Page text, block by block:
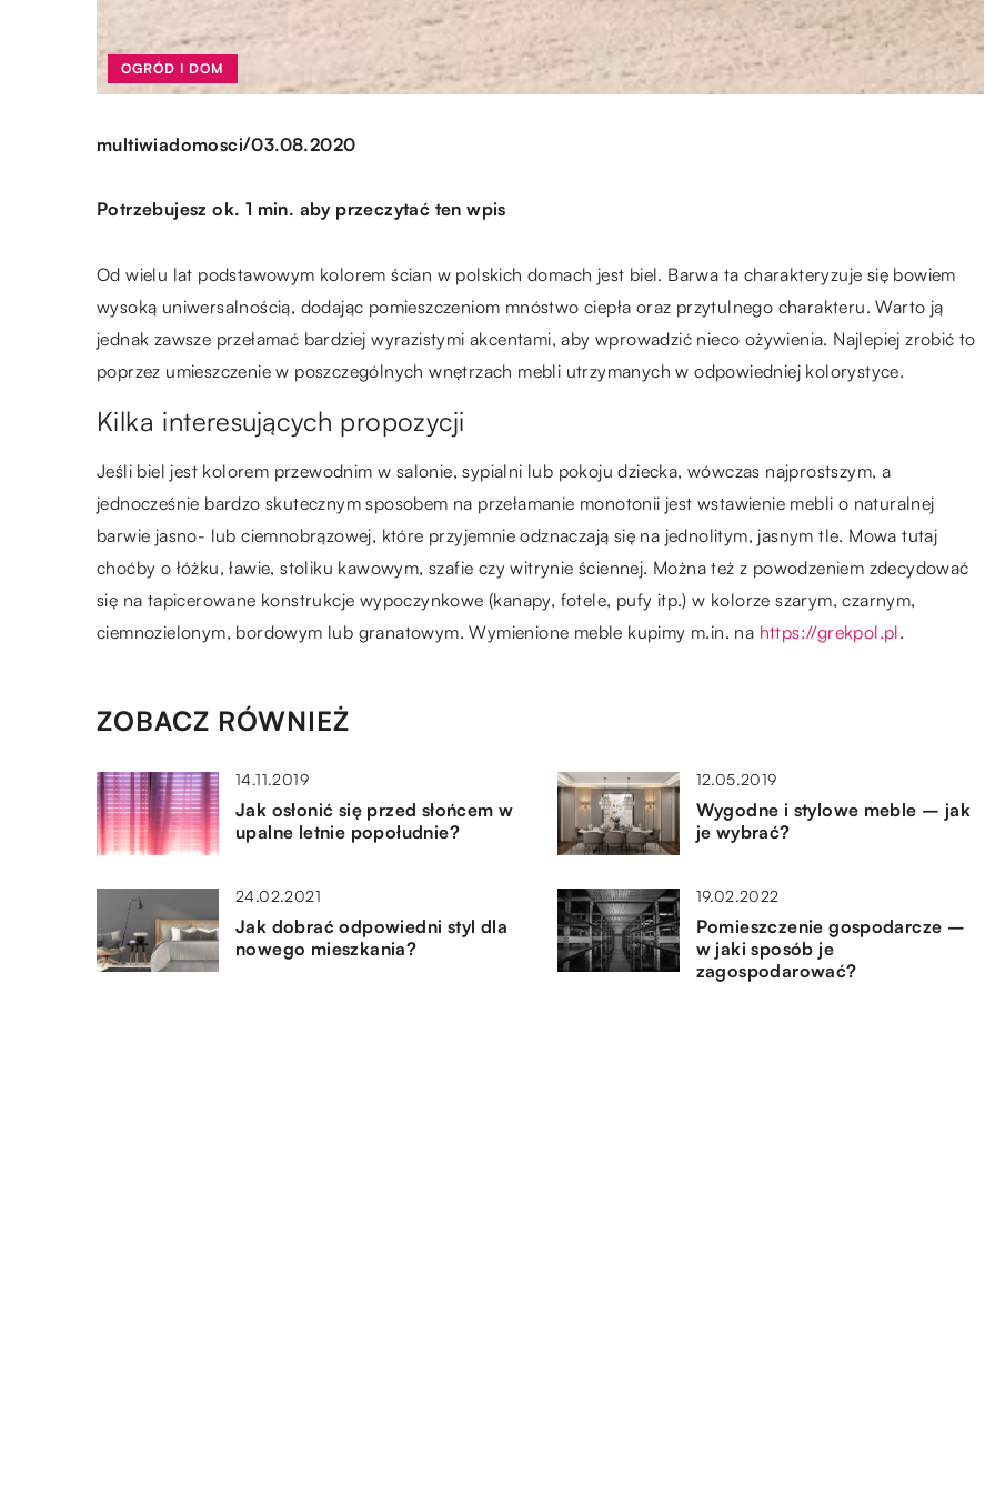
OGRÓD I DOM
multiwiadomosci/03.08.2020
Potrzebujesz ok. 1 min. aby przeczytać ten wpis
Od wielu lat podstawowym kolorem ścian w polskich domach jest biel. Barwa ta charakteryzuje się bowiem
wysoką uniwersalnością, dodając pomieszczeniom mnóstwo ciepła oraz przytulnego charakteru. Warto ją
jednak zawsze przełamać bardziej wyrazistymi akcentami, aby wprowadzić nieco ożywienia. Najlepiej zrobić to
poprzez umieszczenie w poszczególnych wnętrzach mebli utrzymanych w odpowiedniej kolorystyce.
Kilka interesujących propozycji
Jeśli biel jest kolorem przewodnim w salonie, sypialni lub pokoju dziecka, wówczas najprostszym, a
jednocześnie bardzo skutecznym sposobem na przełamanie monotonii jest wstawienie mebli o naturalnej
barwie jasno- lub ciemnobrązowej, które przyjemnie odznaczają się na jednolitym, jasnym tle. Mowa tutaj
choćby o łóżku, ławie, stoliku kawowym, szafie czy witrynie ściennej. Można też z powodzeniem zdecydować
się na tapicerowane konstrukcje wypoczynkowe (kanapy, fotele, pufy itp.) w kolorze szarym, czarnym,
ciemnozielonym, bordowym lub granatowym. Wymienione meble kupimy m.in. na https://grekpol.pl.
ZOBACZ RÓWNIEŻ
14.11.2019
Jak osłonić się przed słońcem w
upalne letnie popołudnie?
12.05.2019
Wygodne i stylowe meble – jak
je wybrać?
24.02.2021
Jak dobrać odpowiedni styl dla
nowego mieszkania?
19.02.2022
Pomieszczenie gospodarcze –
w jaki sposób je
zagospodarować?